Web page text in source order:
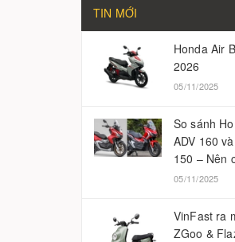
TIN MỚI
Honda Air
2026
05/11/2025
So sánh
ADV 160
150 – Nên
phiên bản
05/11/2025
VinFast ra
ZGoo &